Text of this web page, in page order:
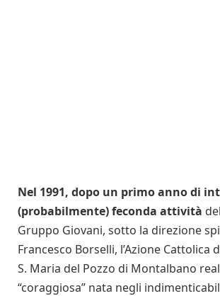
Nel 1991, dopo un primo anno di
(probabilmente) feconda attività
Gruppo Giovani, sotto la direzione
Francesco Borselli, l’Azione Cattolica
S. Maria del Pozzo di Montalbano
“coraggiosa” nata negli